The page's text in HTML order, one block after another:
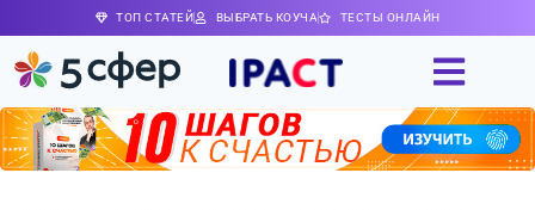
ТОП СТАТЕЙ ВЫБРАТЬ КОУЧА ТЕСТЫ ОНЛАЙН